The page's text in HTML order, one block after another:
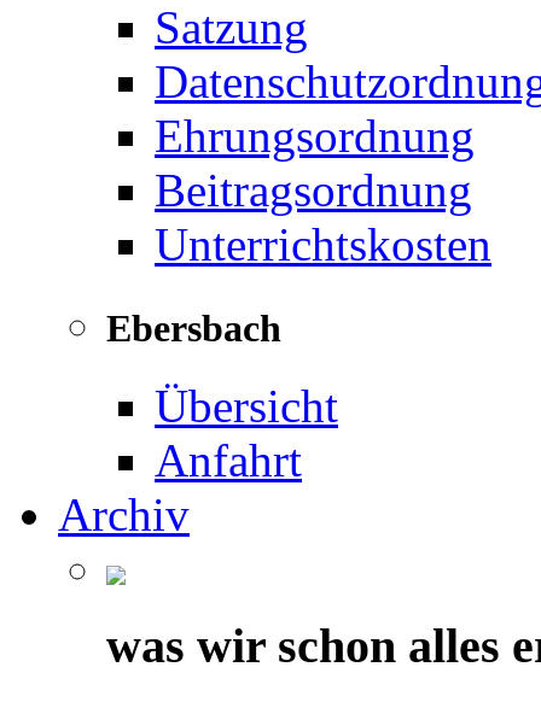
Satzung
Ehrungsordnung
Beitragsordnung
Unterrichtskosten
Ebersbach
Übersicht
Anfahrt
Archiv
was wir schon alles